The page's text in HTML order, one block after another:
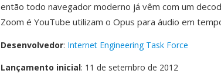
então todo navegador moderno já vêm com um
Zoom é YouTube utilizam o Opus para áudio em
Desenvolvedor: Internet Engineering Task Force
Lançamento inicial: 11 de setembro de 2012